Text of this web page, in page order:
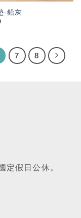
-鉛灰
7 8
定假日公休。